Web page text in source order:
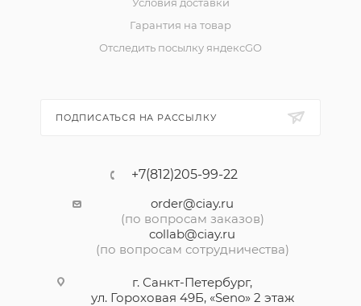
Гарантия на товар
Отследить посылку яндексGO
ПОДПИСАТЬСЯ НА РАССЫЛКУ
+7(812)205-99-22
order@ciay.ru
(по вопросам заказов)
collab@ciay.ru
(по вопросам сотрудничества)
г. Санкт-Петербург,
ул. Гороховая 49Б, «Seno» 2 этаж